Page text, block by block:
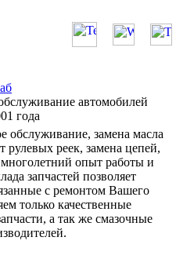
автомобилей
года
обслуживание, замена масла
реек, замена цепей,
опыт работы и
запчастей позволяет
с ремонтом Вашего
только качественные
а так же смазочные